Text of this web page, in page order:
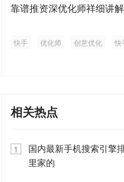
靠谱推资深优化师祥细讲
快手 优化师 创意优化 快
相关热点
1
国内最新手机搜索引擎
里家的